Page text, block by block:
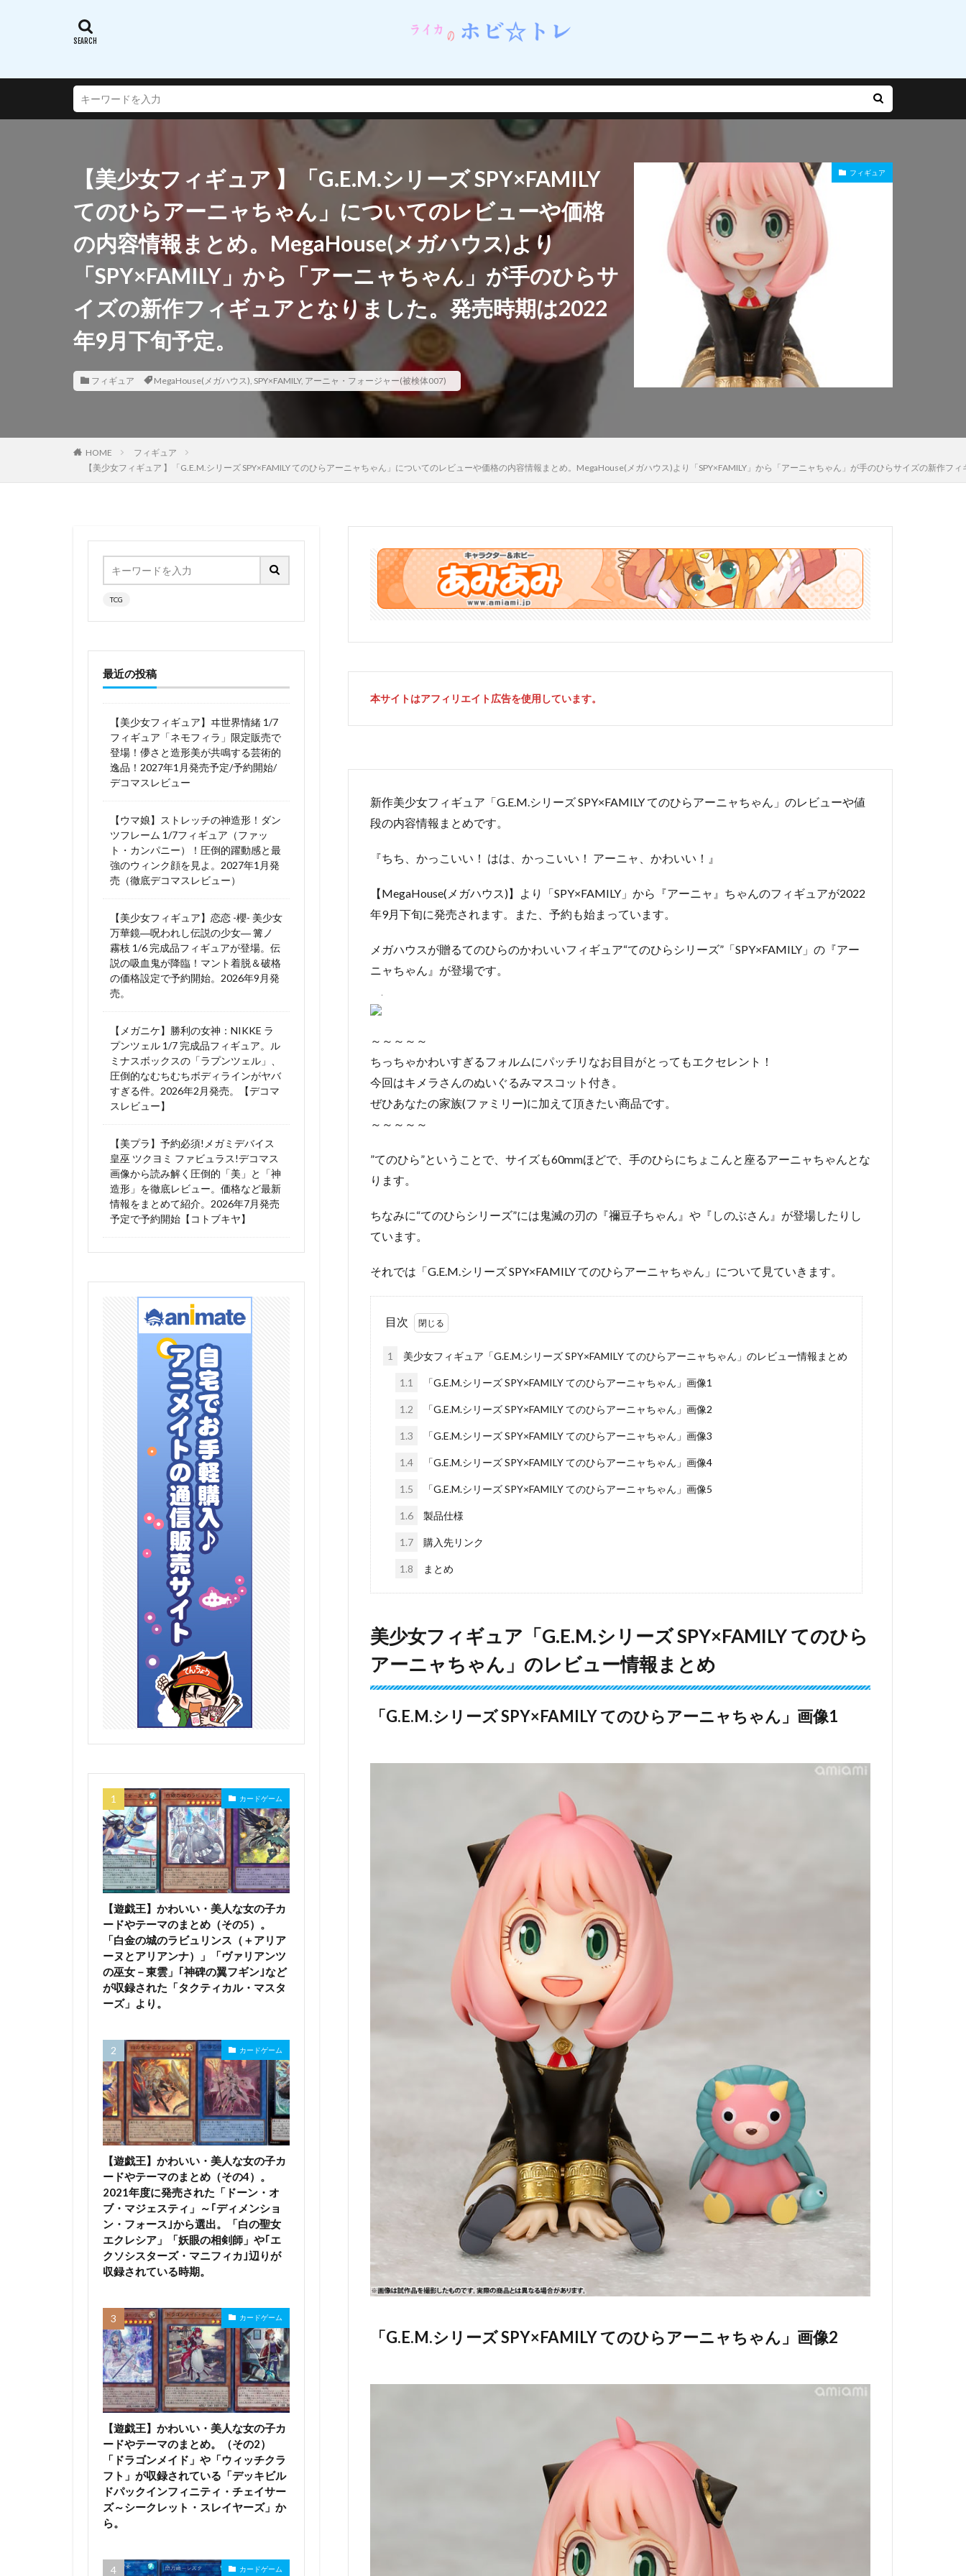
蝸之殼スタジオ（スネイルシェルスタジオ）
角楯カリン 設定資料集
超次元ゲイムネプテューヌ
超絶最かわてんしちゃん 踊り子
軌跡シリーズ
通常攻撃が全体攻撃で二回攻撃のお母さんは好きですか？
逢坂大河
連盟空軍航空魔法音楽隊ルミナスウィッチーズ
遊佐こずえ
遠野秋葉
酒呑童子 重兵装型女子高生 金糸雀 金色の闇 鈴原美紗
銀鏡イオリ
鎮海
閃乱カグラ NewWave Gバースト
閃乱カグラ SHINOVI MASTER ～東京妖魔編～
閃刀姫 開栓注意 間桐桜
阿波連さんははかれない
阿波連れいな 限定販売 陰の実力者になりたくて！
陰陽師本格幻想RPG
陸八魔アル
雛苺 雛衣ポーレット 雨天決行
雪泉
雪音クリス
雪風 雷電芽衣 雷霆特遣隊 WHISKY・SOUR 霊使い 霧切響子
霧雨魔理沙
青春ブタ野郎はバニーガール先輩の夢を見ない
青眼の究極竜 静山マシロ 風巻祭里
風紀委員長
風薫る - 放課後
風霊使いウィン/Wynn the Wind Chamer 風鳴翼
食蜂操祈
香月芽郁
骸骨騎士様、只今異世界へお出掛け中 高巻杏
高雄
魔女の旅々 魔弾
魔法少女まどか☆マギカ
魔法少女まどかマギカ
鴉羽 鷺沢文香 鹿乃 黒咲芽亜
黒猫
黒髪メイド
１／ ONE SLASH
【美少女フィギュア 】「G.E.M.シリーズ SPY×FAMILY
てのひらアーニャちゃん」についてのレビューや価格
の内容情報まとめ。MegaHouse(メガハウス)より
「SPY×FAMILY」から「アーニャちゃん」が手のひらサ
イズの新作フィギュアとなりました。発売時期は2022
年9月下旬予定。
フィギュア MegaHouse(メガハウス), SPY×FAMILY, アーニャ・フォージャー(被検体007)
フィギュア
HOME
フィギュア
【美少女フィギュア 】「G.E.M.シリーズ SPY×FAMILY てのひらアーニャちゃん」についてのレビューや価格の内容情報まとめ。MegaHouse(メガハウス)より「SPY×FAMILY」から「アーニャちゃん」が手のひらサイズの新作フ
本サイトはアフィリエイト広告を使用しています。
新作美少女フィギュア「G.E.M.シリーズ SPY×FAMILY てのひらアーニャちゃん」のレビューや値
段の内容情報まとめです。
『ちち、かっこいい！ はは、かっこいい！ アーニャ、かわいい！』
【MegaHouse(メガハウス)】より「SPY×FAMILY」から『アーニャ』ちゃんのフィギュアが2022
年9月下旬に発売されます。また、予約も始まっています。
メガハウスが贈るてのひらのかわいいフィギュア“てのひらシリーズ”「SPY×FAMILY」の『アー
ニャちゃん』が登場です。
～～～～～
ちっちゃかわいすぎるフォルムにパッチリなお目目がとってもエクセレント！
今回はキメラさんのぬいぐるみマスコット付き。
ぜひあなたの家族(ファミリー)に加えて頂きたい商品です。
～～～～～
”てのひら”ということで、サイズも60mmほどで、手のひらにちょこんと座るアーニャちゃんとな
ります。
ちなみに“てのひらシリーズ”には鬼滅の刃の『禰豆子ちゃん』や『しのぶさん』が登場したりし
ています。
それでは「G.E.M.シリーズ SPY×FAMILY てのひらアーニャちゃん」について見ていきます。
目次
1 美少女フィギュア「G.E.M.シリーズ SPY×FAMILY てのひらアーニャちゃん」のレビュー情報まとめ
1.1 「G.E.M.シリーズ SPY×FAMILY てのひらアーニャちゃん」画像1
1.2 「G.E.M.シリーズ SPY×FAMILY てのひらアーニャちゃん」画像2
1.3 「G.E.M.シリーズ SPY×FAMILY てのひらアーニャちゃん」画像3
1.4 「G.E.M.シリーズ SPY×FAMILY てのひらアーニャちゃん」画像4
1.5 「G.E.M.シリーズ SPY×FAMILY てのひらアーニャちゃん」画像5
1.6 製品仕様
1.7 購入先リンク
1.8 まとめ
美少女フィギュア「G.E.M.シリーズ SPY×FAMILY てのひら
アーニャちゃん」のレビュー情報まとめ
「G.E.M.シリーズ SPY×FAMILY てのひらアーニャちゃん」画像1
「G.E.M.シリーズ SPY×FAMILY てのひらアーニャちゃん」画像2
TCG
最近の投稿
【美少女フィギュア】ヰ世界情緒 1/7
フィギュア「ネモフィラ」限定販売で
登場！儚さと造形美が共鳴する芸術的
逸品！2027年1月発売予定/予約開始/
デコマスレビュー
【ウマ娘】ストレッチの神造形！ダン
ツフレーム 1/7フィギュア（ファッ
ト・カンパニー）！圧倒的躍動感と最
強のウィンク顔を見よ。2027年1月発
売（徹底デコマスレビュー）
【美少女フィギュア】恋恋 -櫻- 美少女
万華鏡―呪われし伝説の少女― 篝ノ
霧枝 1/6 完成品フィギュアが登場。伝
説の吸血鬼が降臨！マント着脱＆破格
の価格設定で予約開始。2026年9月発
売。
【メガニケ】勝利の女神：NIKKE ラ
プンツェル 1/7 完成品フィギュア。ル
ミナスボックスの「ラプンツェル」、
圧倒的なむちむちボディラインがヤバ
すぎる件。2026年2月発売。【デコマ
スレビュー】
【美プラ】予約必須!メガミデバイス
皇巫 ツクヨミ ファビュラス!デコマス
画像から読み解く圧倒的「美」と「神
造形」を徹底レビュー。価格など最新
情報をまとめて紹介。2026年7月発売
予定で予約開始【コトブキヤ】
カードゲーム
【遊戯王】かわいい・美人な女の子カ
ードやテーマのまとめ（その5）。
「白金の城のラビュリンス（＋アリア
ーヌとアリアンナ）」「ヴァリアンツ
の巫女－東雲」｢神碑の翼フギン｣など
が収録された「タクティカル・マスタ
ーズ」より。
カードゲーム
【遊戯王】かわいい・美人な女の子カ
ードやテーマのまとめ（その4）。
2021年度に発売された「ドーン・オ
ブ・マジェスティ」～｢ディメンショ
ン・フォース｣から選出。「白の聖女
エクレシア」「妖眼の相剣師」や｢エ
クソシスターズ・マニフィカ｣辺りが
収録されている時期。
カードゲーム
【遊戯王】かわいい・美人な女の子カ
ードやテーマのまとめ。（その2）
「ドラゴンメイド」や「ウィッチクラ
フト」が収録されている「デッキビル
ドパックインフィニティ・チェイサー
ズ～シークレット・スレイヤーズ」か
ら。
カードゲーム